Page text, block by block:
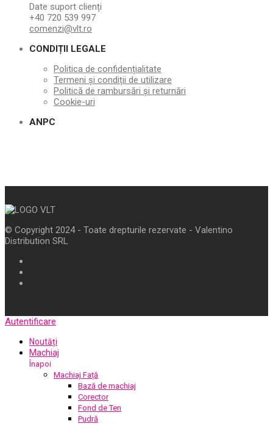
Date suport clienți
+40 720 539 997
comenzi@vlt.ro
CONDIȚII LEGALE
Politica de confidențialitate
Termeni și condiții de utilizare
Politică de rambursări și returnări
Cookie-uri
ANPC
© Copyright 2024 - Toate drepturile rezervate - Valentino
Distribution SRL
Autentificare
Noutăți
Machiaj
Înapoi
Machiaj Față
Bază de machiaj
Corector
Fond de Ten
Pudră